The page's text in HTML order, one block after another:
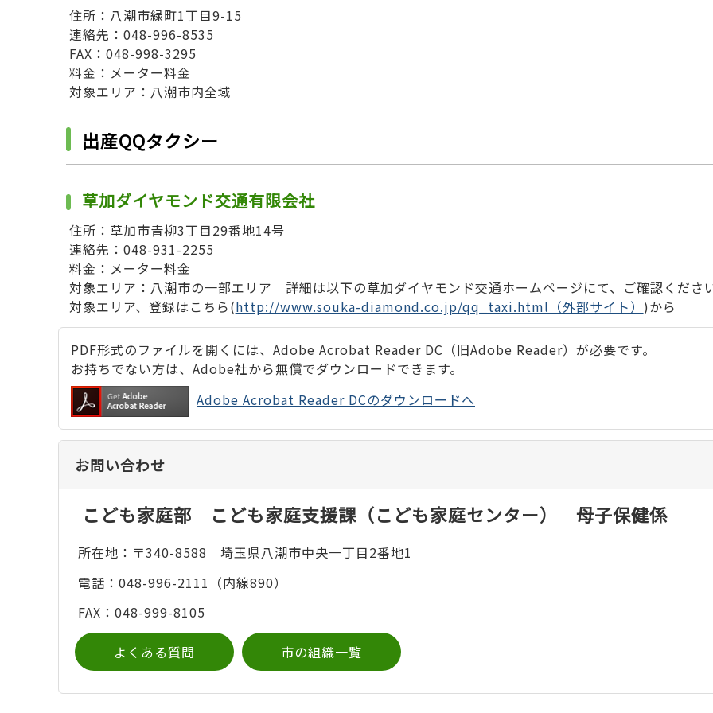
住所：八潮市緑町1丁目9-15
連絡先：048-996-8535
FAX：048-998-3295
料金：メーター料金
対象エリア：八潮市内全域
出産QQタクシー
草加ダイヤモンド交通有限会社
住所：草加市青柳3丁目29番地14号
連絡先：048-931-2255
料金：メーター料金
対象エリア：八潮市の一部エリア 詳細は以下の草加ダイヤモンド交通ホームページにて、ご確認くださ
対象エリア、登録はこちら(http://www.souka-diamond.co.jp/qq_taxi.html（外部サイト） )から
PDF形式のファイルを開くには、Adobe Acrobat Reader DC（旧Adobe Reader）が必要です。
お持ちでない方は、Adobe社から無償でダウンロードできます。
Adobe Acrobat Reader DCのダウンロードへ
お問い合わせ
こども家庭部 こども家庭支援課（こども家庭センター） 母子保健係
所在地：〒340-8588 埼玉県八潮市中央一丁目2番地1
電話：048-996-2111（内線890）
FAX：048-999-8105
よくある質問 市の組織一覧